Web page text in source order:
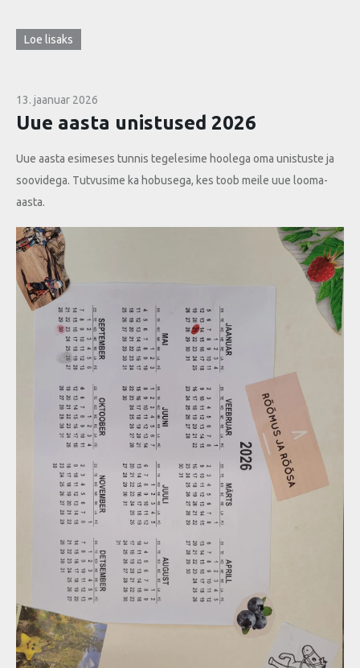
Loe lisaks
13. jaanuar 2026
Uue aasta unistused 2026
Uue aasta esimeses tunnis tegelesime hoolega oma unistuste ja
soovidega. Tutvusime ka hobusega, kes toob meile uue looma-
aasta.